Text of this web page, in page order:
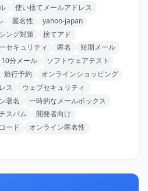
使い捨てメールアドレス
匿名性
yahoo-japan
ング対策
捨てアド
セキュリティ 匿名
短期メール
10分メール
ソフトウェアテスト
旅行予約
オンラインショッピング
ス
ウェブセキュリティ
署名
一時的なメールボックス
スパム
開発者向け
ード
オンライン匿名性